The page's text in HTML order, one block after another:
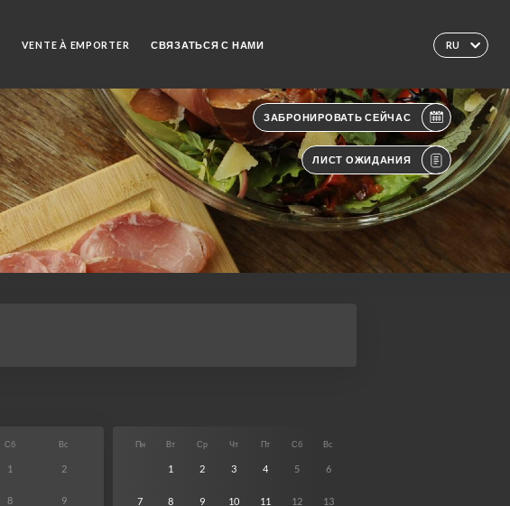
RU
VENTE À EMPORTER СВЯЗАТЬСЯ С НАМИ
ЗАБРОНИРОВАТЬ СЕЙЧАС
ЛИСТ ОЖИДАНИЯ